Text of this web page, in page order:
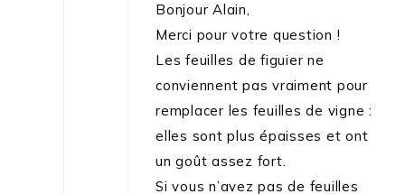
Bonjour Alain,
Merci pour votre question !
Les feuilles de figuier ne
conviennent pas vraiment pour
remplacer les feuilles de vigne :
elles sont plus épaisses et ont
un goût assez fort.
Si vous n’avez pas de feuilles